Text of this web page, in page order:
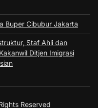
Buper Cibubur Jakarta
Staf Ahli dan
Ditjen Imigrasi
Reserved